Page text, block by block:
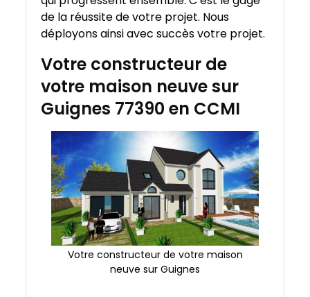
de la réussite de votre projet. Nous
déployons ainsi avec succès votre projet.
Votre constructeur de
votre maison neuve sur
Guignes 77390 en CCMI
Votre constructeur de votre maison
neuve sur Guignes